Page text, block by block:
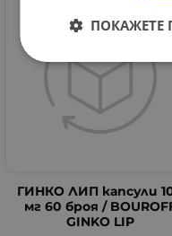
ГИНКО ЛИП капсули
мг 60 броя /
GINKO LIP
ПОКАЖЕТЕ